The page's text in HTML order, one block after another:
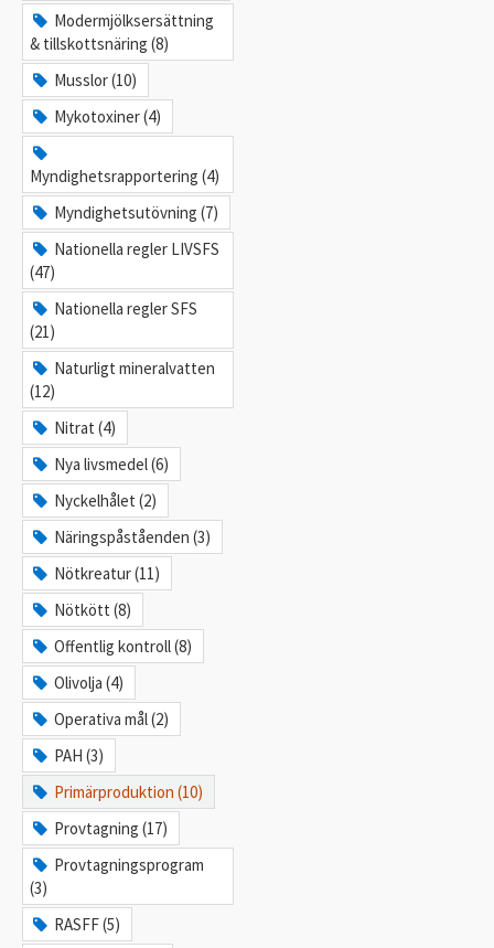
Modermjölksersättning
& tillskottsnäring (8)
Musslor (10)
Mykotoxiner (4)
Myndighetsrapportering (4)
Myndighetsutövning (7)
Nationella regler LIVSFS
(47)
Nationella regler SFS
(21)
Naturligt mineralvatten
(12)
Nitrat (4)
Nya livsmedel (6)
Nyckelhålet (2)
Näringspåståenden (3)
Nötkreatur (11)
Nötkött (8)
Offentlig kontroll (8)
Olivolja (4)
Operativa mål (2)
PAH (3)
Primärproduktion (10)
Provtagning (17)
Provtagningsprogram
(3)
RASFF (5)